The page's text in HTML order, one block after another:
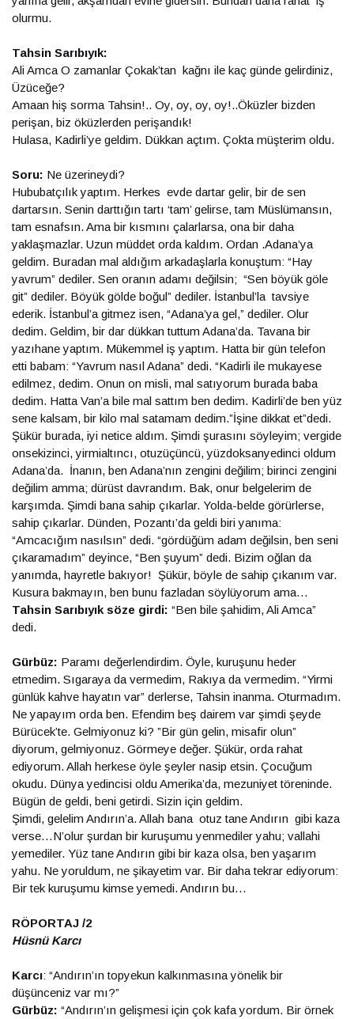
olurmu.
Tahsin Sarıbıyık:
Ali Amca O zamanlar Çokak’tan kağnı ile kaç günde gelirdiniz,
Üzüceğe?
Amaan hiş sorma Tahsin!.. Oy, oy, oy, oy!..Öküzler bizden
perişan, biz öküzlerden perişandık!
Hulasa, Kadirli’ye geldim. Dükkan açtım. Çokta müşterim oldu.
Soru: Ne üzerineydi?
Hububatçılık yaptım. Herkes evde dartar gelir, bir de sen
dartarsın. Senin darttığın tartı ‘tam’ gelirse, tam Müslümansın,
tam esnafsın. Ama bir kısmını çalarlarsa, ona bir daha
yaklaşmazlar. Uzun müddet orda kaldım. Ordan .Adana’ya
geldim. Buradan mal aldığım arkadaşlarla konuştum: “Hay
yavrum” dediler. Sen oranın adamı değilsin; “Sen böyük göle
git” dediler. Böyük gölde boğul” dediler. İstanbul’la tavsiye
ederik. İstanbul’a gitmez isen, “Adana’ya gel,” dediler. Olur
dedim. Geldim, bir dar dükkan tuttum Adana’da. Tavana bir
yazıhane yaptım. Mükemmel iş yaptım. Hatta bir gün telefon
etti babam: “Yavrum nasıl Adana” dedi. “Kadirli ile mukayese
edilmez, dedim. Onun on misli, mal satıyorum burada baba
dedim. Hatta Van’a bile mal sattım ben dedim. Kadirli’de ben yüz
sene kalsam, bir kilo mal satamam dedim.”İşine dikkat et”dedi.
Şükür burada, iyi netice aldım. Şimdi şurasını söyleyim; vergide
onsekizinci, yirmialtıncı, otuzüçüncü, yüzdoksanyedinci oldum
Adana’da. İnanın, ben Adana’nın zengini değilim; birinci zengini
değilim amma; dürüst davrandım. Bak, onur belgelerim de
karşımda. Şimdi bana sahip çıkarlar. Yolda-belde görürlerse,
sahip çıkarlar. Dünden, Pozantı’da geldi biri yanıma:
“Amcacığım nasılsın” dedi. “gördüğüm adam değilsin, ben seni
çıkaramadım” deyince, “Ben şuyum” dedi. Bizim oğlan da
yanımda, hayretle bakıyor! Şükür, böyle de sahip çıkanım var.
Kusura bakmayın, ben bunu fazladan söylüyorum ama…
Tahsin Sarıbıyık söze girdi: “Ben bile şahidim, Ali Amca”
dedi.
Gürbüz: Paramı değerlendirdim. Öyle, kuruşunu heder
etmedim. Sıgaraya da vermedim, Rakıya da vermedim. “Yirmi
günlük kahve hayatın var” derlerse, Tahsin inanma. Oturmadım.
Ne yapayım orda ben. Efendim beş dairem var şimdi şeyde
Bürücek’te. Gelmiyonuz ki? ”Bir gün gelin, misafir olun”
diyorum, gelmiyonuz. Görmeye değer. Şükür, orda rahat
ediyorum. Allah herkese öyle şeyler nasip etsin. Çocuğum
okudu. Dünya yedincisi oldu Amerika’da, mezuniyet töreninde.
Bügün de geldi, beni getirdi. Sizin için geldim.
Şimdi, gelelim Andırın’a. Allah bana otuz tane Andırın gibi kaza
verse…N’olur şurdan bir kuruşumu yenmediler yahu; vallahi
yemediler. Yüz tane Andırın gibi bir kaza olsa, ben yaşarım
yahu. Ne yoruldum, ne şikayetim var. Bir daha tekrar ediyorum:
Bir tek kuruşumu kimse yemedi. Andırın bu…
RÖPORTAJ /2
Hüsnü Karcı
Karcı: “Andırın’ın topyekun kalkınmasına yönelik bir
düşünceniz var mı?”
Gürbüz: “Andırın’ın gelişmesi için çok kafa yordum. Bir örnek